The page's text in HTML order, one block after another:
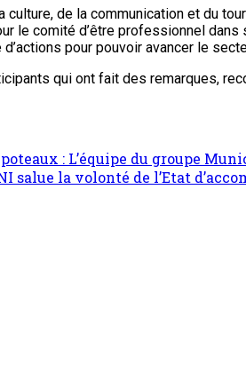
de la communication et du
le comité d’être professionnel
pour pouvoir avancer le
qui ont fait des remarques,
: L’équipe du groupe
salue la volonté de l’Etat